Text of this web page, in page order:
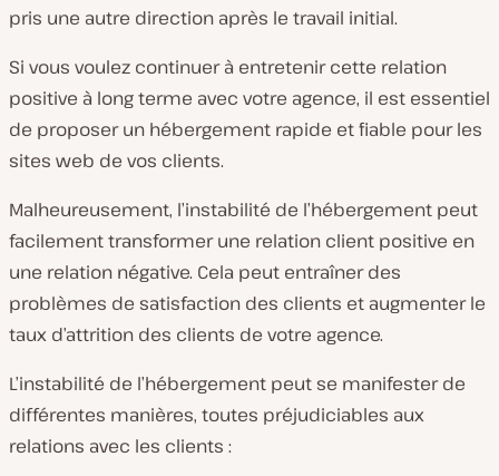
pris une autre direction après le travail initial.
Si vous voulez continuer à entretenir cette relation
positive à long terme avec votre agence, il est essentiel
de proposer un hébergement rapide et fiable pour les
sites web de vos clients.
Malheureusement, l’instabilité de l’hébergement peut
facilement transformer une relation client positive en
une relation négative. Cela peut entraîner des
problèmes de satisfaction des clients et augmenter le
taux d’attrition des clients de votre agence.
L’instabilité de l’hébergement peut se manifester de
différentes manières, toutes préjudiciables aux
relations avec les clients :